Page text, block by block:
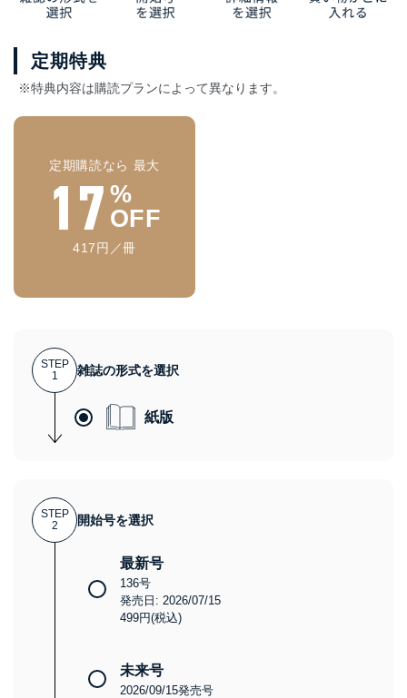
定期特典
※特典内容は購読プランによって異なります。
定期購読なら 最大
17 %
OFF
417円／冊
STEP
1
雑誌の形式を選択
紙版
STEP
2
開始号を選択
最新号
136号
発売日: 2026/07/15
499円(税込)
未来号
2026/09/15発売号